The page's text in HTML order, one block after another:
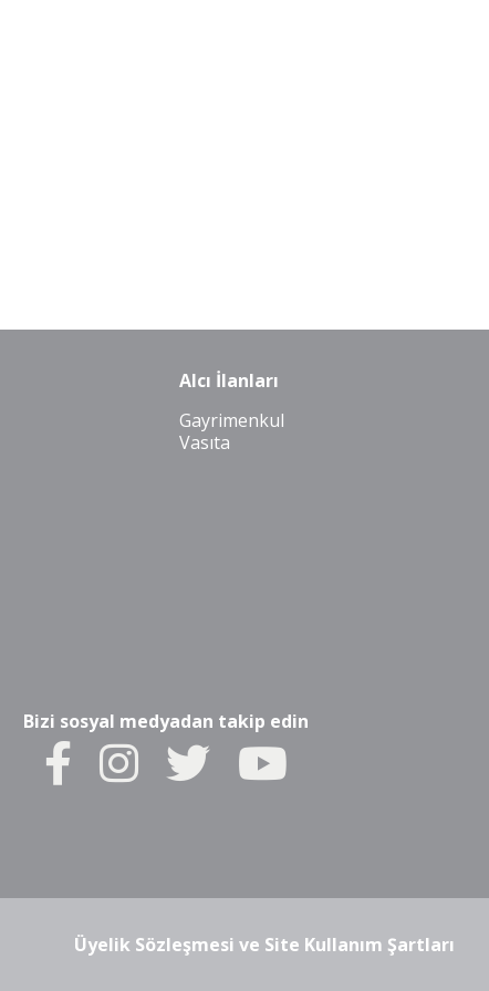
Alcı İlanları
Gayrimenkul
Vasıta
Bizi sosyal medyadan takip edin
Üyelik Sözleşmesi ve Site Kullanım Şartları